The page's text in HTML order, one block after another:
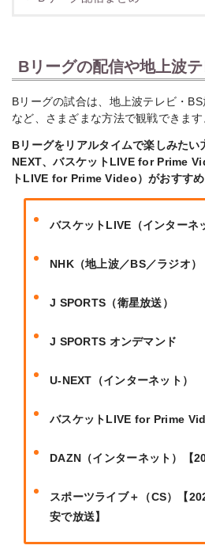
Bリーグの配信や地上波
Bリーグの試合は、地上波テレビ・
など、さまざまな方法で観戦できます
Bリーグをリアルタイムで楽しみた
NEXT、バスケットLIVE for Prime
トLIVE for Prime Video）がおすすめ
バスケットLIVE（インターネ
NHK（地上波／BS／ラジオ）
J SPORTS（衛星放送）
J SPORTS オンデマンド
U-NEXT（インターネット）
バスケットLIVE for Prime
DAZN（インターネット）【
スポーツライブ＋（CS）【
安で放送】